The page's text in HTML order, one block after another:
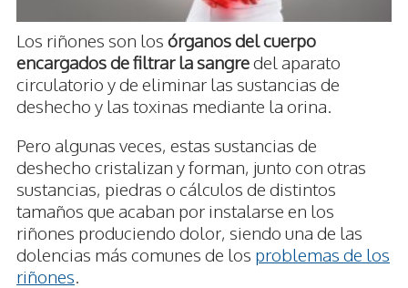
Los riñones son los órganos del cuerpo
encargados de filtrar la sangredel aparato
circulatorio y de eliminar las sustancias de
deshecho y las toxinas mediante la orina.
Pero algunas veces, estas sustancias de
deshecho cristalizan y forman, junto con otras
sustancias, piedras o cálculos de distintos
tamaños que acaban por instalarse en los
riñones produciendo dolor, siendo una de las
dolencias más comunes de los problemas de los
riñones